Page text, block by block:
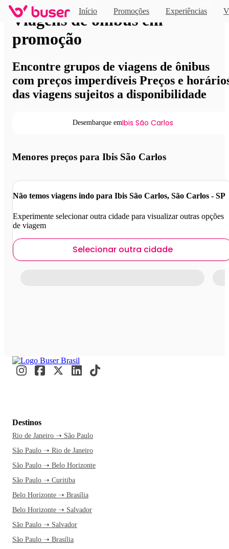
Início Promoções Experiências
Viagens de ônibus em
promoção
Encontre grupos de viagens de ônibus
com preços imperdíveis Preços e
das viagens sujeitos a disponibilidade
Desembarque emIbis São Carlos
Menores preços para Ibis São Carlos
Não temos viagens indo para Ibis São Carlos, São Carlos - SP
Experimente selecionar outra cidade para visualizar outras opções
de viagem
Selecionar outra cidade
Destinos
Rio de Janeiro ➝ São Paulo
São Paulo ➝ Rio de Janeiro
São Paulo ➝ Belo Horizonte
São Paulo ➝ Curitiba
Belo Horizonte ➝ Brasília
Belo Horizonte ➝ Salvador
São Paulo ➝ Salvador
São Paulo ➝ Brasília